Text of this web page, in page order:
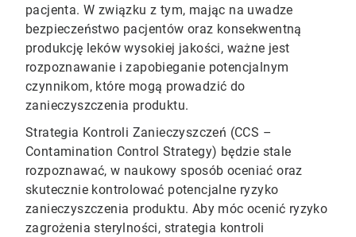
pacjenta. W związku z tym, mając na uwadze
bezpieczeństwo pacjentów oraz konsekwentną
produkcję leków wysokiej jakości, ważne jest
rozpoznawanie i zapobieganie potencjalnym
czynnikom, które mogą prowadzić do
zanieczyszczenia produktu.
Strategia Kontroli Zanieczyszczeń (CCS –
Contamination Control Strategy) będzie stale
rozpoznawać, w naukowy sposób oceniać oraz
skutecznie kontrolować potencjalne ryzyko
zanieczyszczenia produktu. Aby móc ocenić ryzyko
zagrożenia sterylności, strategia kontroli